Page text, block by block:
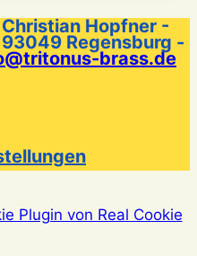
Christian Hopfner -
Regensburg -
brass.de
Plugin von Real Cookie